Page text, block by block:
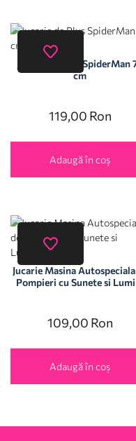
Jucarie de Plus SpiderMan
cm
119,00 Ron
Adaugă în coș
Jucarie Masina
Pompieri cu Sunete si
109,00 Ron
Adaugă în coș